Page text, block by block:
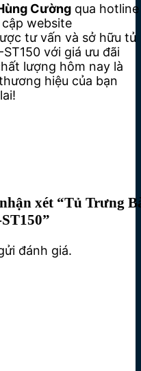
Cường qua hotline
website
tư vấn và sở hữu tủ
với giá ưu đãi
lượng hôm nay là
hiệu của bạn
xét “Tủ Trưng
đánh giá.